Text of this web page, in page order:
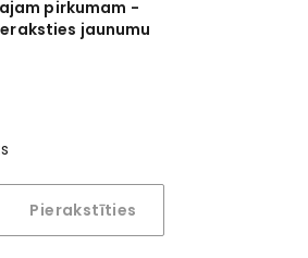
pirkumam -
jaunumu
Pierakstīties